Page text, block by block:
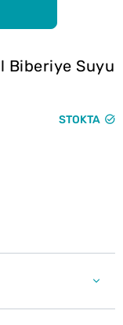
Biberiye Suyu
STOKTA